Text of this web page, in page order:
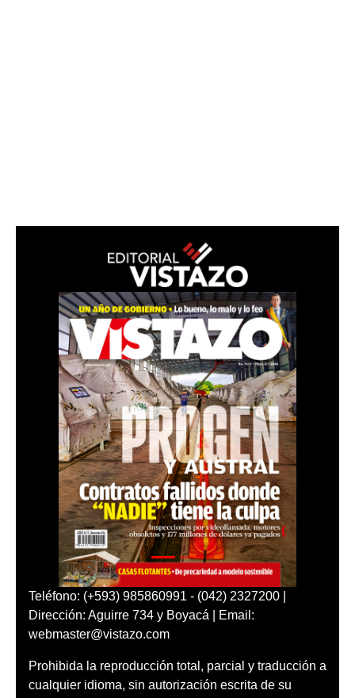
Teléfono: (+593) 985860991 - (042) 2327200 |
Dirección: Aguirre 734 y Boyacá | Email:
webmaster@vistazo.com
Prohibida la reproducción total, parcial y traducción a
cualquier idioma, sin autorización escrita de su